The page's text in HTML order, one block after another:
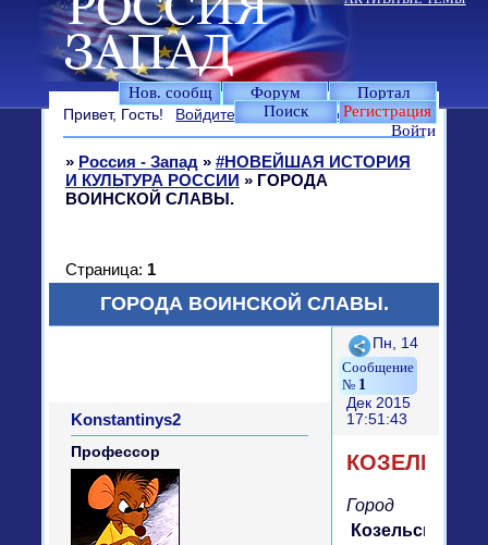
Нов. сообщ Форум
Портал
Поиск
Регистрация
Войти
Привет, Гость! Войдите илизарегистрируйтесь.
» Россия - Запад » #НОВЕЙШАЯ ИСТОРИЯ
И КУЛЬТУРА РОССИИ » ГОРОДА
ВОИНСКОЙ СЛАВЫ.
ГОРОДА ВОИНСКОЙ СЛАВЫ.
Страница: 1
Поделиться
1
Пн, 14
Дек 2015
17:51:43
Konstantinys2
Профессор КОЗЕЛЬСК.
Город
Козельск